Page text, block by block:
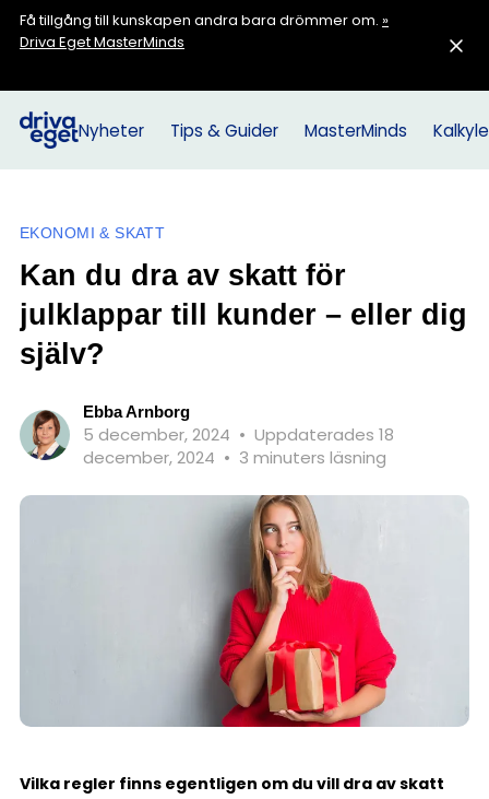
Få tillgång till kunskapen andra bara drömmer om. »
Driva Eget MasterMinds
Nyheter Tips & Guider MasterMinds
EKONOMI & SKATT
Kan du dra av skatt för
julklappar till kunder – eller dig
själv?
Ebba Arnborg
5 december, 2024 • Uppdaterades 18
december, 2024 • 3 minuters läsning
Vilka regler finns egentligen om du vill dra av skatt